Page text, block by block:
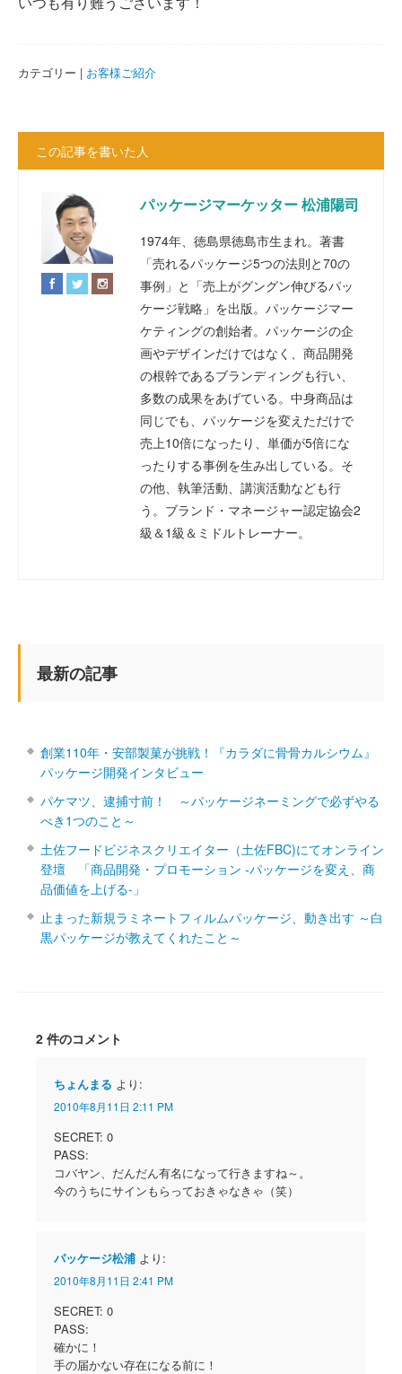
カテゴリー | お客様ご紹介
この記事を書いた人
パッケージマーケッター 松浦陽司
1974年、徳島県徳島市生まれ。著書
「売れるパッケージ5つの法則と70の
事例」と「売上がグングン伸びるパッ
ケージ戦略」を出版。パッケージマー
ケティングの創始者。パッケージの企
画やデザインだけではなく、商品開発
の根幹であるブランディングも行い、
多数の成果をあげている。中身商品は
同じでも、パッケージを変えただけで
売上10倍になったり、単価が5倍にな
ったりする事例を生み出している。そ
の他、執筆活動、講演活動なども行
う。ブランド・マネージャー認定協会2
級＆1級＆ミドルトレーナー。
最新の記事
創業110年・安部製菓が挑戦！『カラダに骨骨カルシウム』
パッケージ開発インタビュー
パケマツ、逮捕寸前！ ～パッケージネーミングで必ずやる
べき1つのこと～
土佐フードビジネスクリエイター（土佐FBC)にてオンライン
登壇 「商品開発・プロモーション ‐パッケージを変え、商
品価値を上げる‐」
止まった新規ラミネートフィルムパッケージ、動き出す ～白
黒パッケージが教えてくれたこと～
2 件のコメント
ちょんまる より:
2010年8月11日 2:11 PM
SECRET: 0
PASS:
コバヤン、だんだん有名になって行きますね～。
今のうちにサインもらっておきゃなきゃ（笑）
パッケージ松浦 より:
2010年8月11日 2:41 PM
SECRET: 0
PASS:
確かに！
手の届かない存在になる前に！